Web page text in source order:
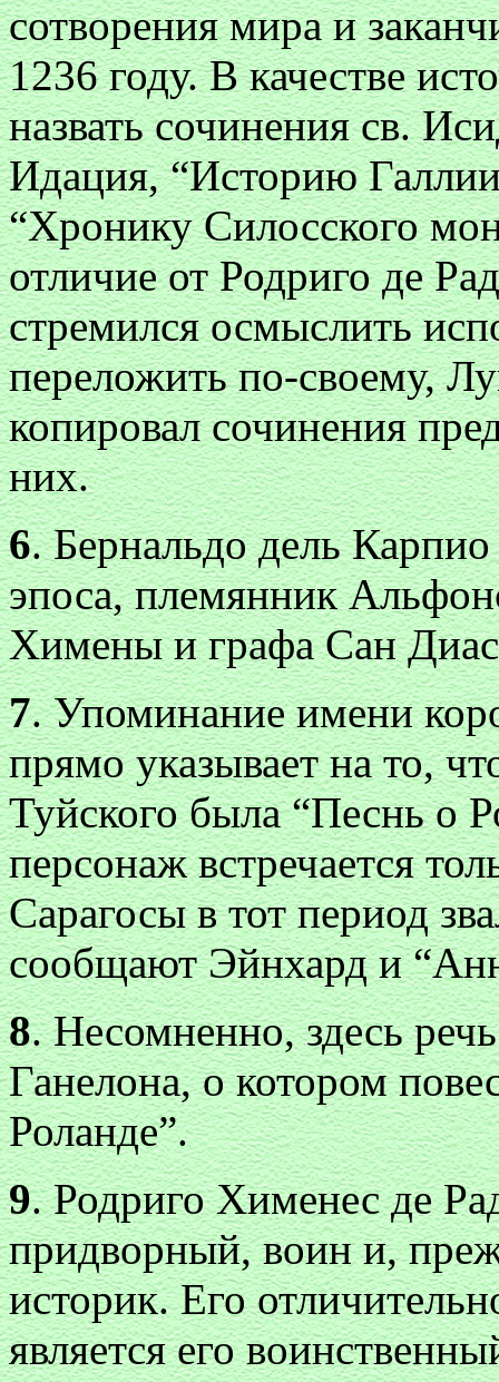
сотворения мира и
1236 году. В качестве
назвать сочинения св.
Идация, “Историю
“Хронику Силосского
отличие от Родриго де
стремился осмыслить
переложить по-своему,
копировал сочинения
них.
6. Бернальдо дель
эпоса, племянник
Химены и графа Сан
7. Упоминание имени
прямо указывает на то,
Туйского была “Песнь о
персонаж встречается
Сарагосы в тот период
сообщают Эйнхард и
8. Несомненно, здесь
Ганелона, о котором
Роланде”.
9. Родриго Хименес де
придворный, воин и,
историк. Его
является его